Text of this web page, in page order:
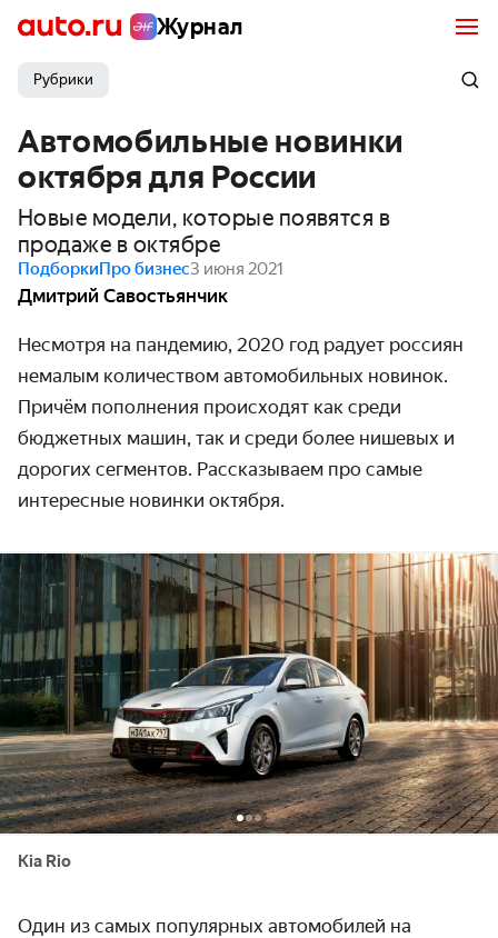
Журнал
Рубрики
Автомобильные новинки
октября для России
Новые модели, которые появятся в
продаже в октябре
ПодборкиПро бизнес3 июня 2021
Дмитрий Савостьянчик
Несмотря на пандемию, 2020 год радует россиян
немалым количе­ством автомо­бильных новинок.
Причём попол­нения происходят как среди
бюджетных машин, так и среди более нишевых и
дорогих сегментов. Рассказы­ваем про самые
интересные новинки октября.
Kia Rio
Один из самых популярных автомобилей на